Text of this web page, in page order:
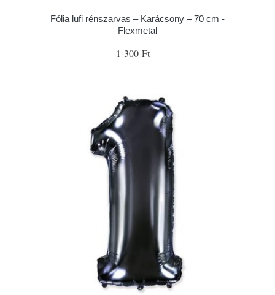
Fólia lufi rénszarvas – Karácsony – 70 cm -
Flexmetal
1 300 Ft